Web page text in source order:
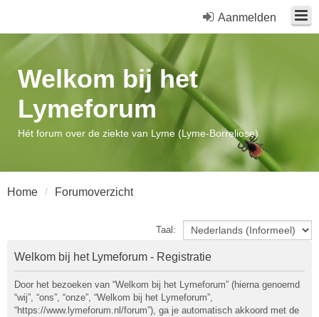
Aanmelden
Welkom bij het
Lymeforum
Hét forum over de ziekte van Lyme (Lyme-Borreliose)
Home Forumoverzicht
Taal:
Welkom bij het Lymeforum - Registratie
Door het bezoeken van “Welkom bij het Lymeforum” (hierna genoemd
“wij”, “ons”, “onze”, “Welkom bij het Lymeforum”,
“https://www.lymeforum.nl/forum”), ga je automatisch akkoord met de